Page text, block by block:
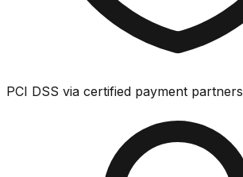
PCI DSS via certified payment partners